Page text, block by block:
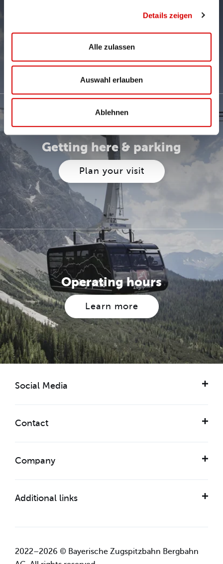
Details zeigen
Alle zulassen
Auswahl erlauben
Ablehnen
Zugspitze Round Trip
Get your ticket
Getting here & parking
Plan your visit
Operating hours
Learn more
Social Media
Contact
Company
Additional links
2022–2026 © Bayerische Zugspitzbahn Bergbahn